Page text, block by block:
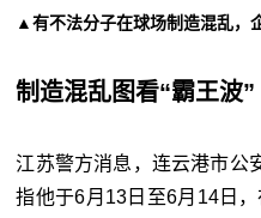
▲有不法分子在球场制造混乱，
制造混乱图看“霸王波”
江苏警方消息，连云港市公
指他于6月13日至6月14日